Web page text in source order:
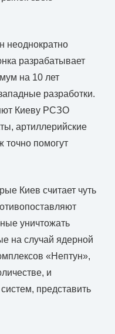
неоднократно
разрабатывает
на 10 лет
разработки.
Киеву РСЗО
артиллерийские
точно помогут
Киев считает чуть
уничтожать
на случай ядерной
«Нептун»,
и
представить